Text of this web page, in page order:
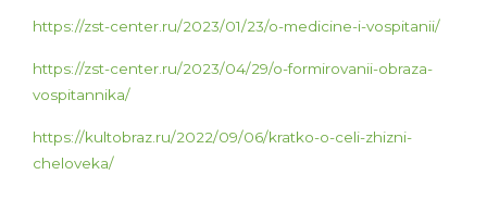
https://zst-center.ru/2023/01/23/o-medicine-i-vospitanii/
https://zst-center.ru/2023/04/29/o-formirovanii-obraza-
vospitannika/
https://kultobraz.ru/2022/09/06/kratko-o-celi-zhizni-
cheloveka/